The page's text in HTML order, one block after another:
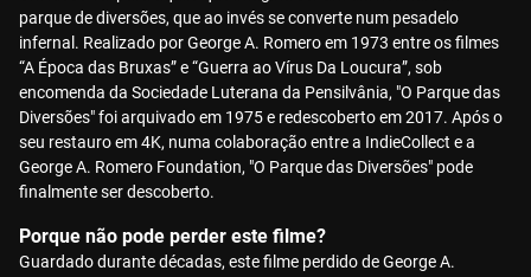
parque de diversões, que ao invés se converte num pesadelo
infernal. Realizado por George A. Romero em 1973 entre os filmes
“A Época das Bruxas” e “Guerra ao Vírus Da Loucura”, sob
encomenda da Sociedade Luterana da Pensilvânia, "O Parque das
Diversões" foi arquivado em 1975 e redescoberto em 2017. Após o
seu restauro em 4K, numa colaboração entre a IndieCollect e a
George A. Romero Foundation, "O Parque das Diversões" pode
finalmente ser descoberto.
Porque não pode perder este filme?
Guardado durante décadas, este filme perdido de George A.